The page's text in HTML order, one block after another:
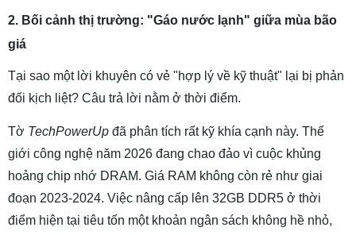
2. Bối cảnh thị trường: "Gáo nước lạnh" giữa mùa bão
giá
Tại sao một lời khuyên có vẻ "hợp lý về kỹ thuật" lại bị phản
đối kịch liệt? Câu trả lời nằm ở thời điểm.
Tờ TechPowerUp đã phân tích rất kỹ khía cạnh này. Thế
giới công nghệ năm 2026 đang chao đảo vì cuộc khủng
hoảng chip nhớ DRAM. Giá RAM không còn rẻ như giai
đoạn 2023-2024. Việc nâng cấp lên 32GB DDR5 ở thời
điểm hiện tại tiêu tốn một khoản ngân sách không hề nhỏ,